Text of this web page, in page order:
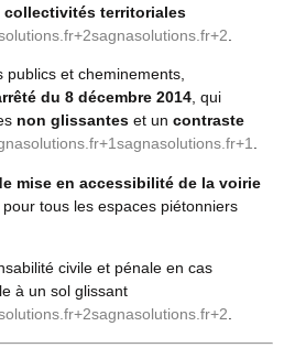
collectivités territoriales
+2sagnasolutions.fr+2
publics et cheminements,
du 8 décembre 2014, qui
non glissantes et un contraste
+1sagnasolutions.fr+1.
mise en accessibilité de la voirie
pour tous les espaces piétonniers
civile et pénale en cas
à un sol glissant
+2sagnasolutions.fr+2.